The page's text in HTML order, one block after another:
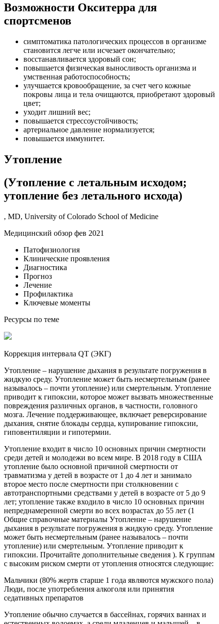
Возможности Окситерра для
спортсменов
симптоматика патологических процессов в организме
становится легче или исчезает окончательно;
восстанавливается здоровый сон;
повышается физическая выносливость организма и
умственная работоспособность;
улучшается кровообращение, за счет чего кожные
покровы лица и тела очищаются, приобретают здоровый
цвет;
уходит лишний вес;
повышается стрессоустойчивость;
артериальное давление нормализуется;
повышается иммунитет.
Утопление
(Утопление с летальным исходом;
утопление без летального исхода)
, MD, University of Colorado School of Medicine
Медицинский обзор фев 2021
Патофизиология
Клинические проявления
Диагностика
Прогноз
Лечение
Профилактика
Ключевые моменты
Ресурсы по теме
Коррекция интервала QT (ЭКГ)
Утопление – нарушение дыхания в результате погружения в
жидкую среду. Утопление может быть несмертельным (ранее
называлось – почти утопление) или смертельным. Утопление
приводит к гипоксии, которое может вызвать множественные
повреждения различных органов, в частности, головного
мозга. Лечение поддерживающее, включает реверсирование
дыхания, снятие блокады сердца, купирование гипоксии,
гиповентиляции и гипотермии.
Утопление входит в число 10 основных причин смертности
среди детей и молодежи во всем мире. В 2018 году в США
утопление было основной причиной смертности от
травматизма у детей в возрасте от 1 до 4 лет и занимало
второе место после смертности при столкновении с
автотранспортными средствами у детей в возрасте от 5 до 9
лет; утопление также входило в число 10 основных причин
непреднамеренной смерти во всех возрастах до 55 лет (1
Общие справочные материалы Утопление – нарушение
дыхания в результате погружения в жидкую среду. Утопление
может быть несмертельным (ранее называлось – почти
утопление) или смертельным. Утопление приводит к
гипоксии. Прочитайте дополнительные сведения ). К группам
с высоким риском смерти от утопления относятся следующие:
Мальчики (80% жертв старше 1 года являются мужского пола)
Люди, после употребления алкоголя или принятия
седативных препаратов
Утопление обычно случается в бассейнах, горячих ваннах и